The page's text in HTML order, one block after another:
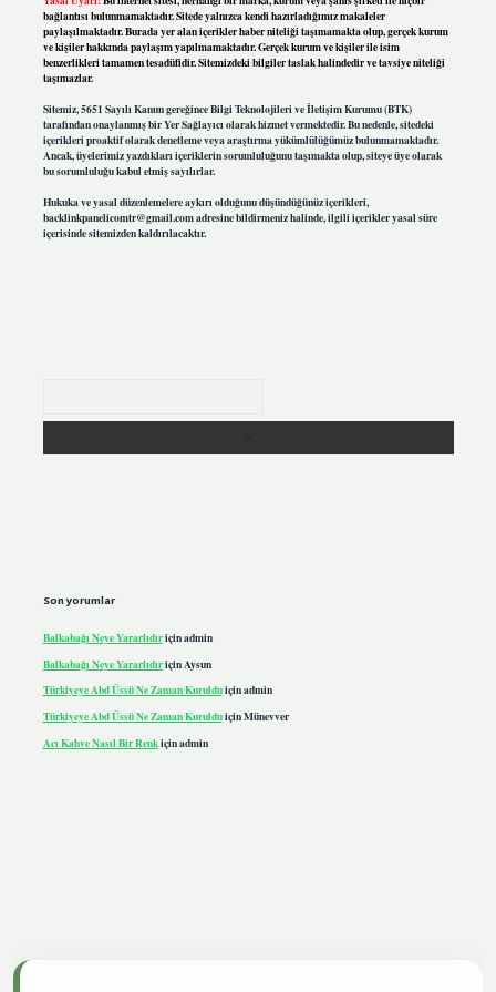
bağlantısı bulunmamaktadır. Sitede yalnızca kendi hazırladığımız makaleler
paylaşılmaktadır. Burada yer alan içerikler haber niteliği taşımamakta olup, gerçek kurum
ve kişiler hakkında paylaşım yapılmamaktadır. Gerçek kurum ve kişiler ile isim
benzerlikleri tamamen tesadüfidir. Sitemizdeki bilgiler taslak halindedir ve tavsiye niteliği
taşımazlar.
Sitemiz, 5651 Sayılı Kanun gereğince Bilgi Teknolojileri ve İletişim Kurumu (BTK)
tarafından onaylanmış bir Yer Sağlayıcı olarak hizmet vermektedir. Bu nedenle, sitedeki
içerikleri proaktif olarak denetleme veya araştırma yükümlülüğümüz bulunmamaktadır.
Ancak, üyelerimiz yazdıkları içeriklerin sorumluluğunu taşımakta olup, siteye üye olarak
bu sorumluluğu kabul etmiş sayılırlar.
Hukuka ve yasal düzenlemelere aykırı olduğunu düşündüğünüz içerikleri,
backlinkpanelicomtr@gmail.comadresine bildirmeniz halinde, ilgili içerikler yasal süre
içerisinde sitemizden kaldırılacaktır.
Son yorumlar
Balkabağı Neye Yararlıdıriçinadmin
Balkabağı Neye Yararlıdıriçin Aysun
Türkiyeye Abd Üssü Ne Zaman Kurulduiçinadmin
Türkiyeye Abd Üssü Ne Zaman KurulduiçinMünevver
Acı Kahve Nasıl Bir Renkiçinadmin